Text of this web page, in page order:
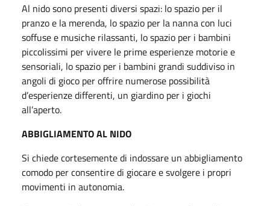
Al nido sono presenti diversi spazi: lo spazio per il
pranzo e la merenda, lo spazio per la nanna con luci
soffuse e musiche rilassanti, lo spazio per i bambini
piccolissimi per vivere le prime esperienze motorie e
sensoriali, lo spazio per i bambini grandi suddiviso in
angoli di gioco per offrire numerose possibilità
d’esperienze differenti, un giardino per i giochi
all’aperto.
ABBIGLIAMENTO AL NIDO
Si chiede cortesemente di indossare un abbigliamento
comodo per consentire di giocare e svolgere i propri
movimenti in autonomia.